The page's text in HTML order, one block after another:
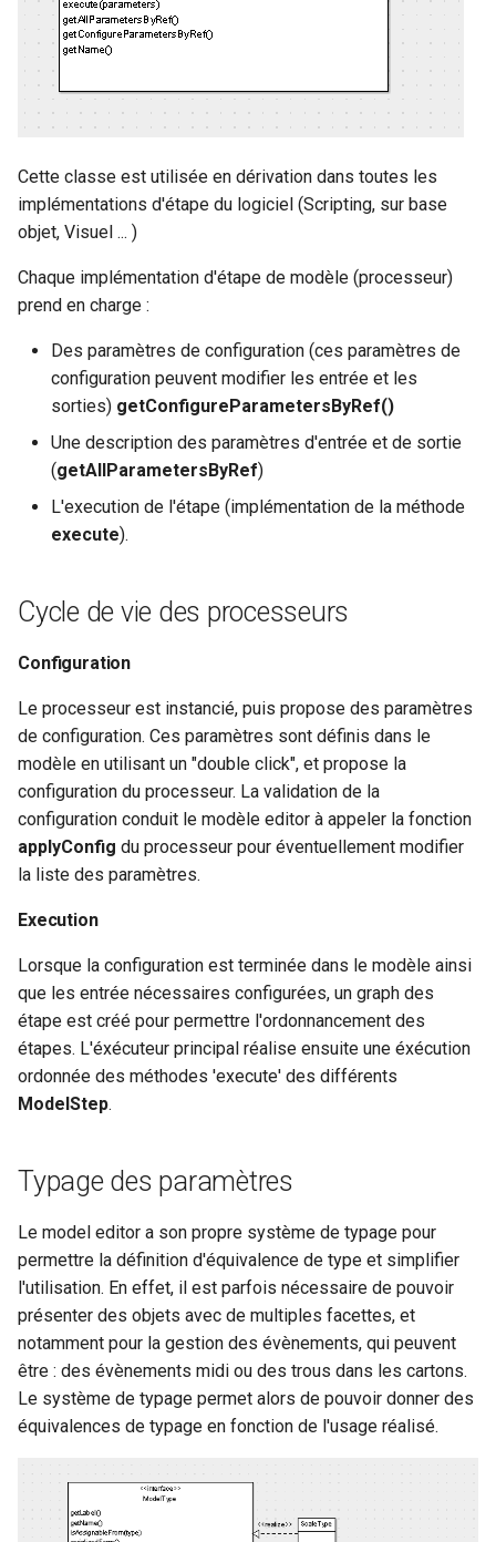
s
e
a
c
h
bibliotheque
Ancien Module de
reconnaissance d'image
(Avant APrint 2020)
Ajouter en développement
une nouvelle machine
Ajout d'un nouvel outil
Creer une fenêtre
Cette classe est utilisée en dérivation dans toutes les
implémentations d'étape du logiciel (Scripting, sur base
objet, Visuel ... )
Chaque implémentation d'étape de modèle (processeur)
prend en charge :
Des paramètres de configuration (ces paramètres de
configuration peuvent modifier les entrée et les
sorties) getConfigureParametersByRef()
Une description des paramètres d'entrée et de sortie
(getAllParametersByRef)
L'execution de l'étape (implémentation de la méthode
execute).
Cycle de vie des processeurs
Configuration
Le processeur est instancié, puis propose des paramètres
de configuration. Ces paramètres sont définis dans le
modèle en utilisant un "double click", et propose la
configuration du processeur. La validation de la
configuration conduit le modèle editor à appeler la fonction
applyConfig du processeur pour éventuellement modifier
la liste des paramètres.
Execution
Lorsque la configuration est terminée dans le modèle ainsi
que les entrée nécessaires configurées, un graph des
étape est créé pour permettre l'ordonnancement des
étapes. L'éxécuteur principal réalise ensuite une éxécution
ordonnée des méthodes 'execute' des différents
ModelStep.
Typage des paramètres
Le model editor a son propre système de typage pour
permettre la définition d'équivalence de type et simplifier
l'utilisation. En effet, il est parfois nécessaire de pouvoir
présenter des objets avec de multiples facettes, et
notamment pour la gestion des évènements, qui peuvent
être : des évènements midi ou des trous dans les cartons.
Le système de typage permet alors de pouvoir donner des
équivalences de typage en fonction de l'usage réalisé.